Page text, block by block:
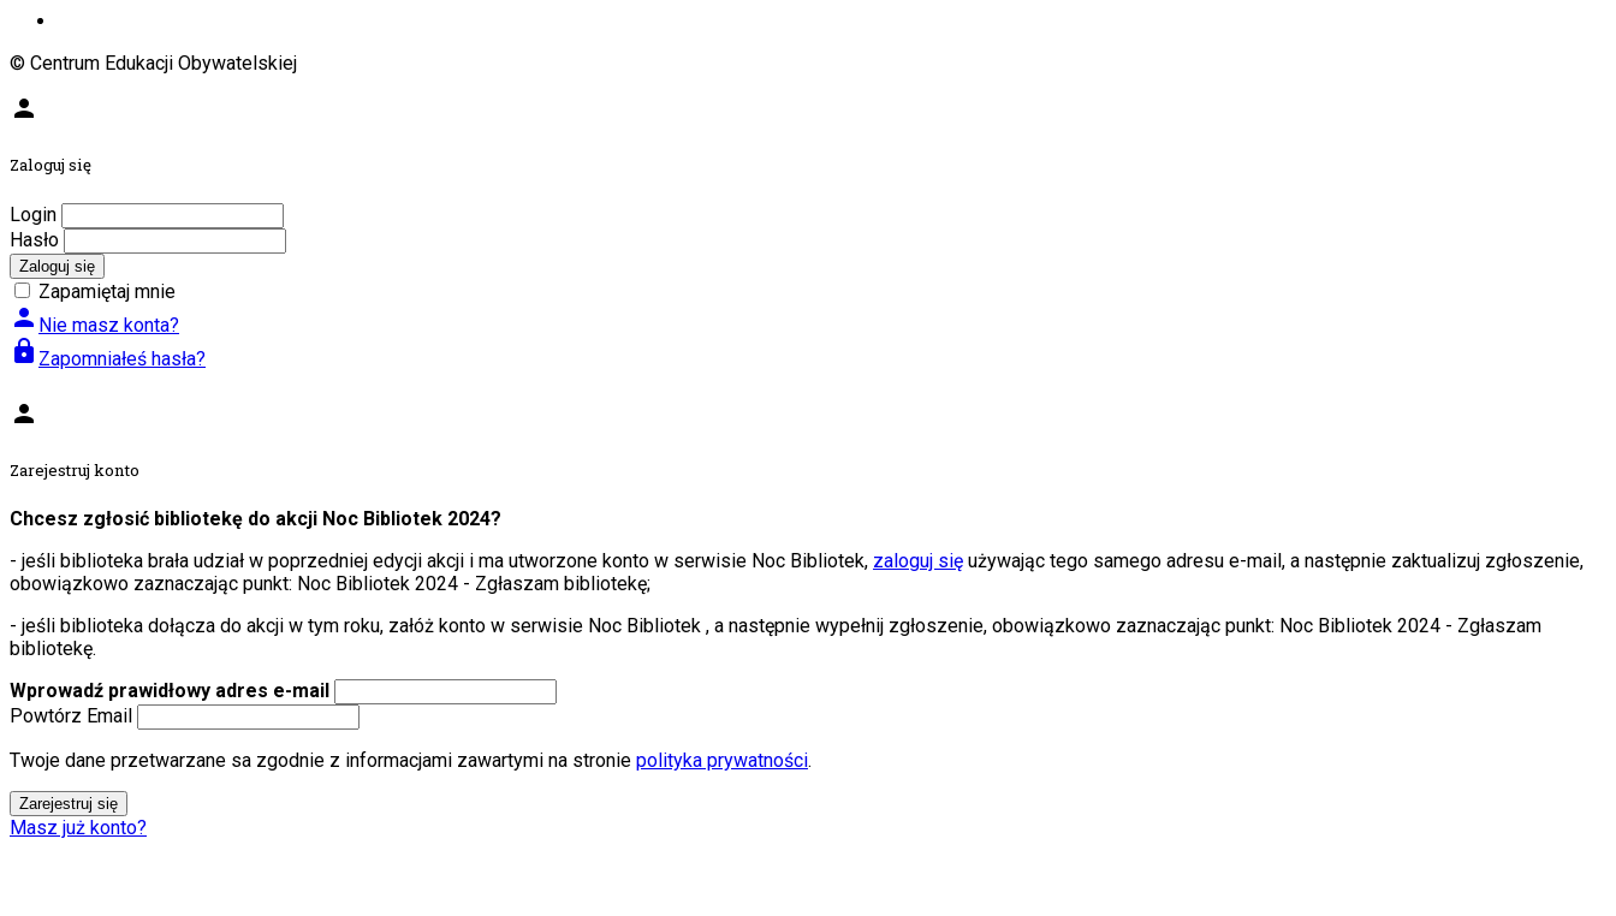
© Centrum Edukacji Obywatelskiej
person
Zaloguj się
Login
Hasło
Zaloguj się
Zapamiętaj mnie
person Nie masz konta?
lock Zapomniałeś hasła?
person
Zarejestruj konto
Chcesz zgłosić bibliotekę do akcji Noc Bibliotek 2024?
- jeśli biblioteka brała udział w poprzedniej edycji akcji i ma utworzone konto w serwisie Noc Bibliotek, zaloguj się używając tego samego adresu e-mail, a następnie zaktualizuj zgłoszenie,
obowiązkowo zaznaczając punkt: Noc Bibliotek 2024 - Zgłaszam bibliotekę;
- jeśli biblioteka dołącza do akcji w tym roku, załóż konto w serwisie Noc Bibliotek , a następnie wypełnij zgłoszenie, obowiązkowo zaznaczając punkt: Noc Bibliotek 2024 - Zgłaszam
bibliotekę.
Wprowadź prawidłowy adres e-mail
Powtórz Email
Twoje dane przetwarzane sa zgodnie z informacjami zawartymi na stronie polityka prywatności.
Zarejestruj się
Masz już konto?